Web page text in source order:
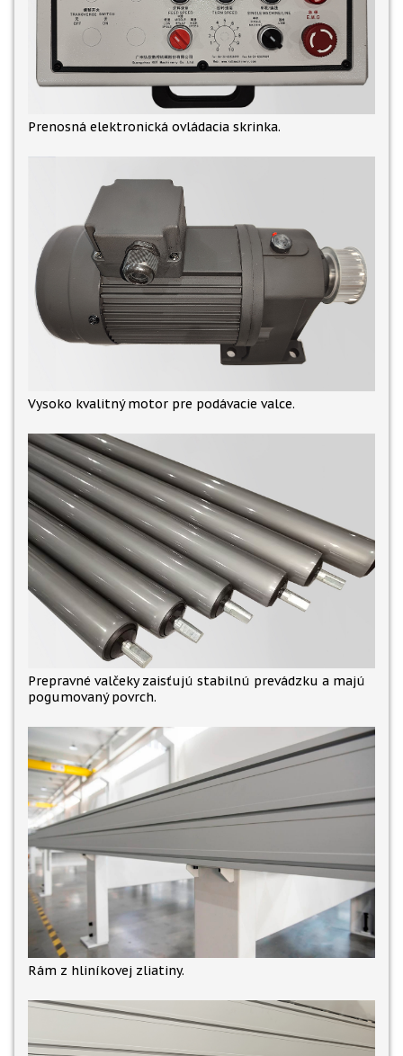
Prenosná elektronická ovládacia skrinka.
Vysoko kvalitný motor pre podávacie valce.
Prepravné valčeky zaisťujú stabilnú prevádzku a majú
pogumovaný povrch.
Rám z hliníkovej zliatiny.